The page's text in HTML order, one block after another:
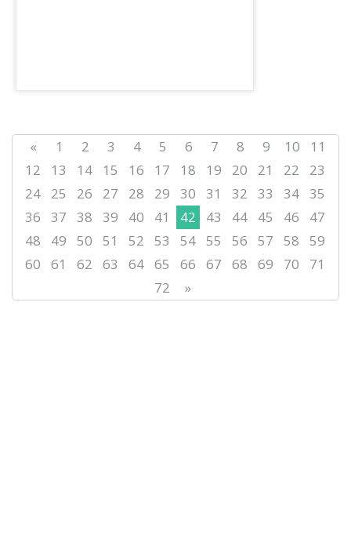
« 1 2 3 4 5 6 7 8 9 10
11
12
13 14 15 16 17 18 19 20 21 22
23
24
25 26 27 28 29 30 31 32 33 34 35
36
37 38 39 40 41 42 43 44 45 46
47
48
49 50 51 52 53 54 55 56 57 58
59
60
61 62 63 64 65 66 67 68 69 70
71
72
»